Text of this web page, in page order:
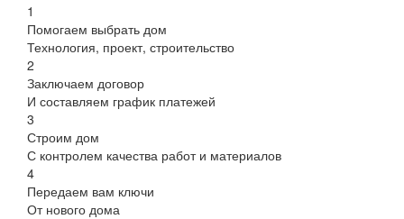
1
Помогаем выбрать дом
Технология, проект, строительство
2
Заключаем договор
И составляем график платежей
3
Строим дом
С контролем качества работ и материалов
4
Передаем вам ключи
От нового дома